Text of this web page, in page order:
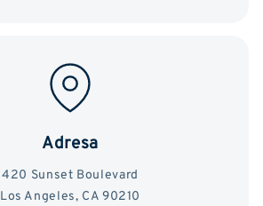
Adresa
420 Sunset Boulevard
Los Angeles, CA 90210